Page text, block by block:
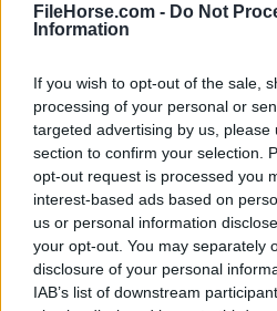
FileHorse.com - Do Not
Information
If you wish to opt-out of the sale,
processing of your personal or
targeted advertising by us, please
section to confirm your selection.
opt-out request is processed you
interest-based ads based on
us or personal information
your opt-out. You may separately
disclosure of your personal
IAB’s list of downstream
Para aquellos interesados en
simplemente hazclic aquí.
Todas las versiones antiguas
sitio web son completamente
disponibles para su descarga
Nos encantaría saber de ti